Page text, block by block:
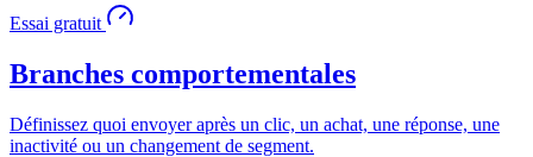
Essai gratuit
Branches comportementales
Définissez quoi envoyer après un clic, un achat, une réponse, une
inactivité ou un changement de segment.